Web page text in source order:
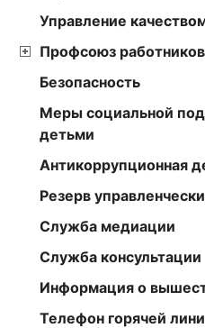
Управление
Профсоюз
Безопасность
Меры социальной
детьми
Антикоррупционная
Резерв
Служба медиации
Служба консультации
Информация о
Телефон горячей